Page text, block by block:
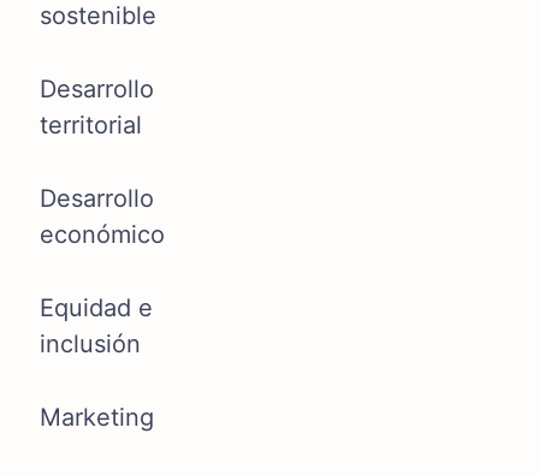
sostenible
Desarrollo
territorial
Desarrollo
económico
Equidad e
inclusión
Marketing